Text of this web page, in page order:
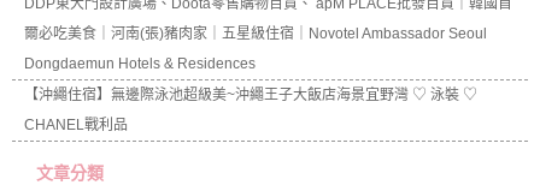
DDP東大門設計廣場、Doota零售購物百貨、 apM PLACE批發百貨｜韓國首
爾必吃美食｜河南(張)豬肉家｜五星級住宿｜Novotel Ambassador Seoul
Dongdaemun Hotels & Residences
【沖繩住宿】無邊際泳池超級美~沖繩王子大飯店海景宜野灣 ♡ 泳裝 ♡
CHANEL戰利品
文章分類